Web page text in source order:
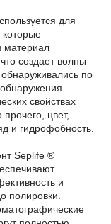
для
материал
создает волны
по
свойствах
цвет,
и гидрофобность.
Seplife ®
и
полировки.